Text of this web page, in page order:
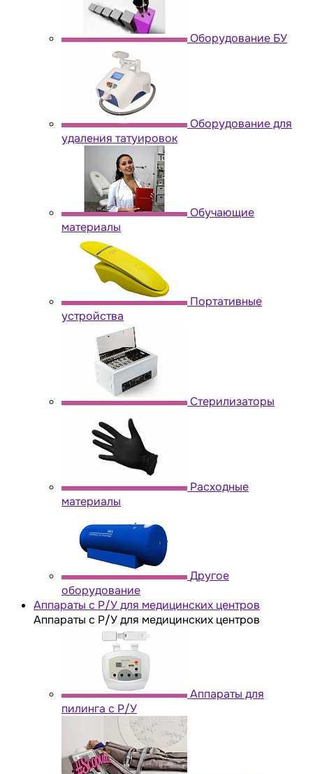
Оборудование БУ
Оборудование для
удаления татуировок
Обучающие
материалы
Портативные
устройства
Стерилизаторы
Расходные
материалы
Другое
оборудование
Аппараты с Р/У для медицинских центров
Аппараты с Р/У для медицинских центров
Аппараты для
пилинга с Р/У